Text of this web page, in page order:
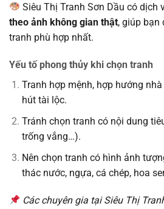
Siêu Thị Tranh Sơn Dầu có dịch
theo ảnh không gian thật, giúp bạn
tranh phù hợp nhất.
Yếu tố phong thủy khi chọn tranh
Tranh hợp mệnh, hợp hướng
hút tài lộc.
Tránh chọn tranh có nội dung
trống vắng…).
Nên chọn tranh có hình ảnh
thác nước, ngựa, cá chép, hoa
Các chuyên gia tại Siêu Thị